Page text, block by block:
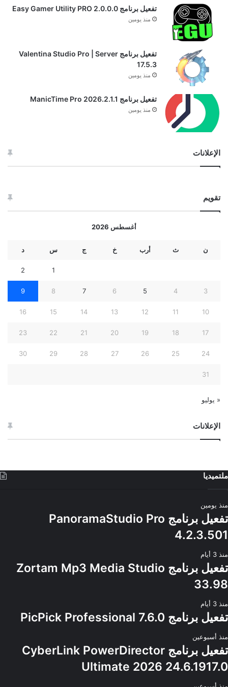
تفعيل برنامج Easy Gamer Utility PRO 2.0.0.0
منذ يومين
تفعيل برنامج Valentina Studio Pro | Server
17.5.3
منذ يومين
تفعيل برنامج ManicTime Pro 2026.2.1.1
منذ يومين
الإعلانات
تقويم
أغسطس 2026
ن ث أرب خ ج س د
1
2
3
4
5
6
7
8
9
10
11
12
13
14
15
16
17
18
19
20
21
22
23
24
25
26
27
28
29
30
31
« يوليو
الإعلانات
ملتميديا
منذ يومين
تفعيل برنامج PanoramaStudio Pro
4.2.3.501
منذ 3 أيام
تفعيل برنامج Zortam Mp3 Media Studio
33.98
منذ 3 أيام
تفعيل برنامج PicPick Professional 7.6.0
منذ أسبوعين
تفعيل برنامج CyberLink PowerDirector
Ultimate 2026 24.6.1917.0